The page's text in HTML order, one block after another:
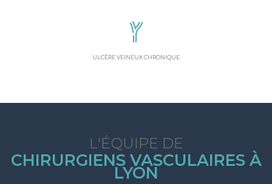
ULCÈRE VEINEUX CHRONIQUE
L'ÉQUIPE DE
CHIRURGIENS VASCULAIRES À
LYON